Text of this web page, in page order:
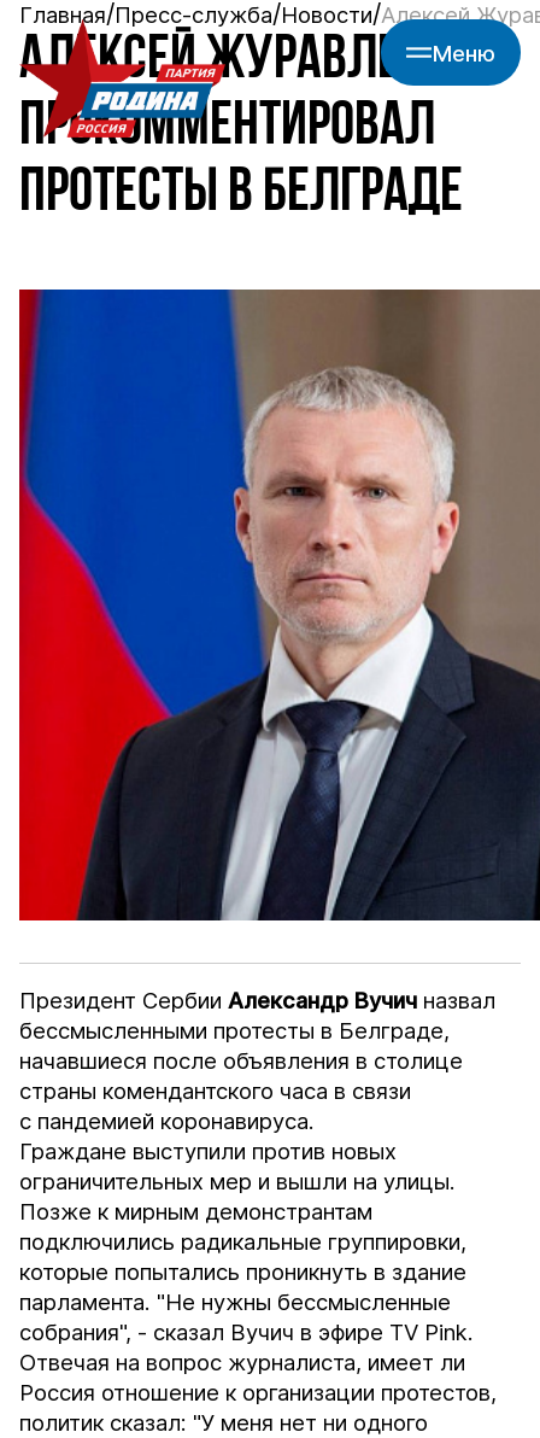
Меню
Главная Пресс-служба Новости Алексей
АЛЕКСЕЙ ЖУРАВЛЕВ
ПРОКОММЕНТИРОВАЛ
ПРОТЕСТЫ В БЕЛГРАДЕ
Президент СербииАлександр Вучич назвал
бессмысленными протесты в Белграде,
начавшиеся после объявления в столице
страны комендантского часа в связи
с пандемией коронавируса.
Граждане выступили против новых
ограничительных мер и вышли на улицы.
Позже к мирным демонстрантам
подключились радикальные группировки,
которые попытались проникнуть в здание
парламента. "Не нужны бессмысленные
собрания", - сказал Вучич в эфире TV Pink.
Отвечая на вопрос журналиста, имеет ли
Россия отношение к организации протестов,
политик сказал: "У меня нет ни одного